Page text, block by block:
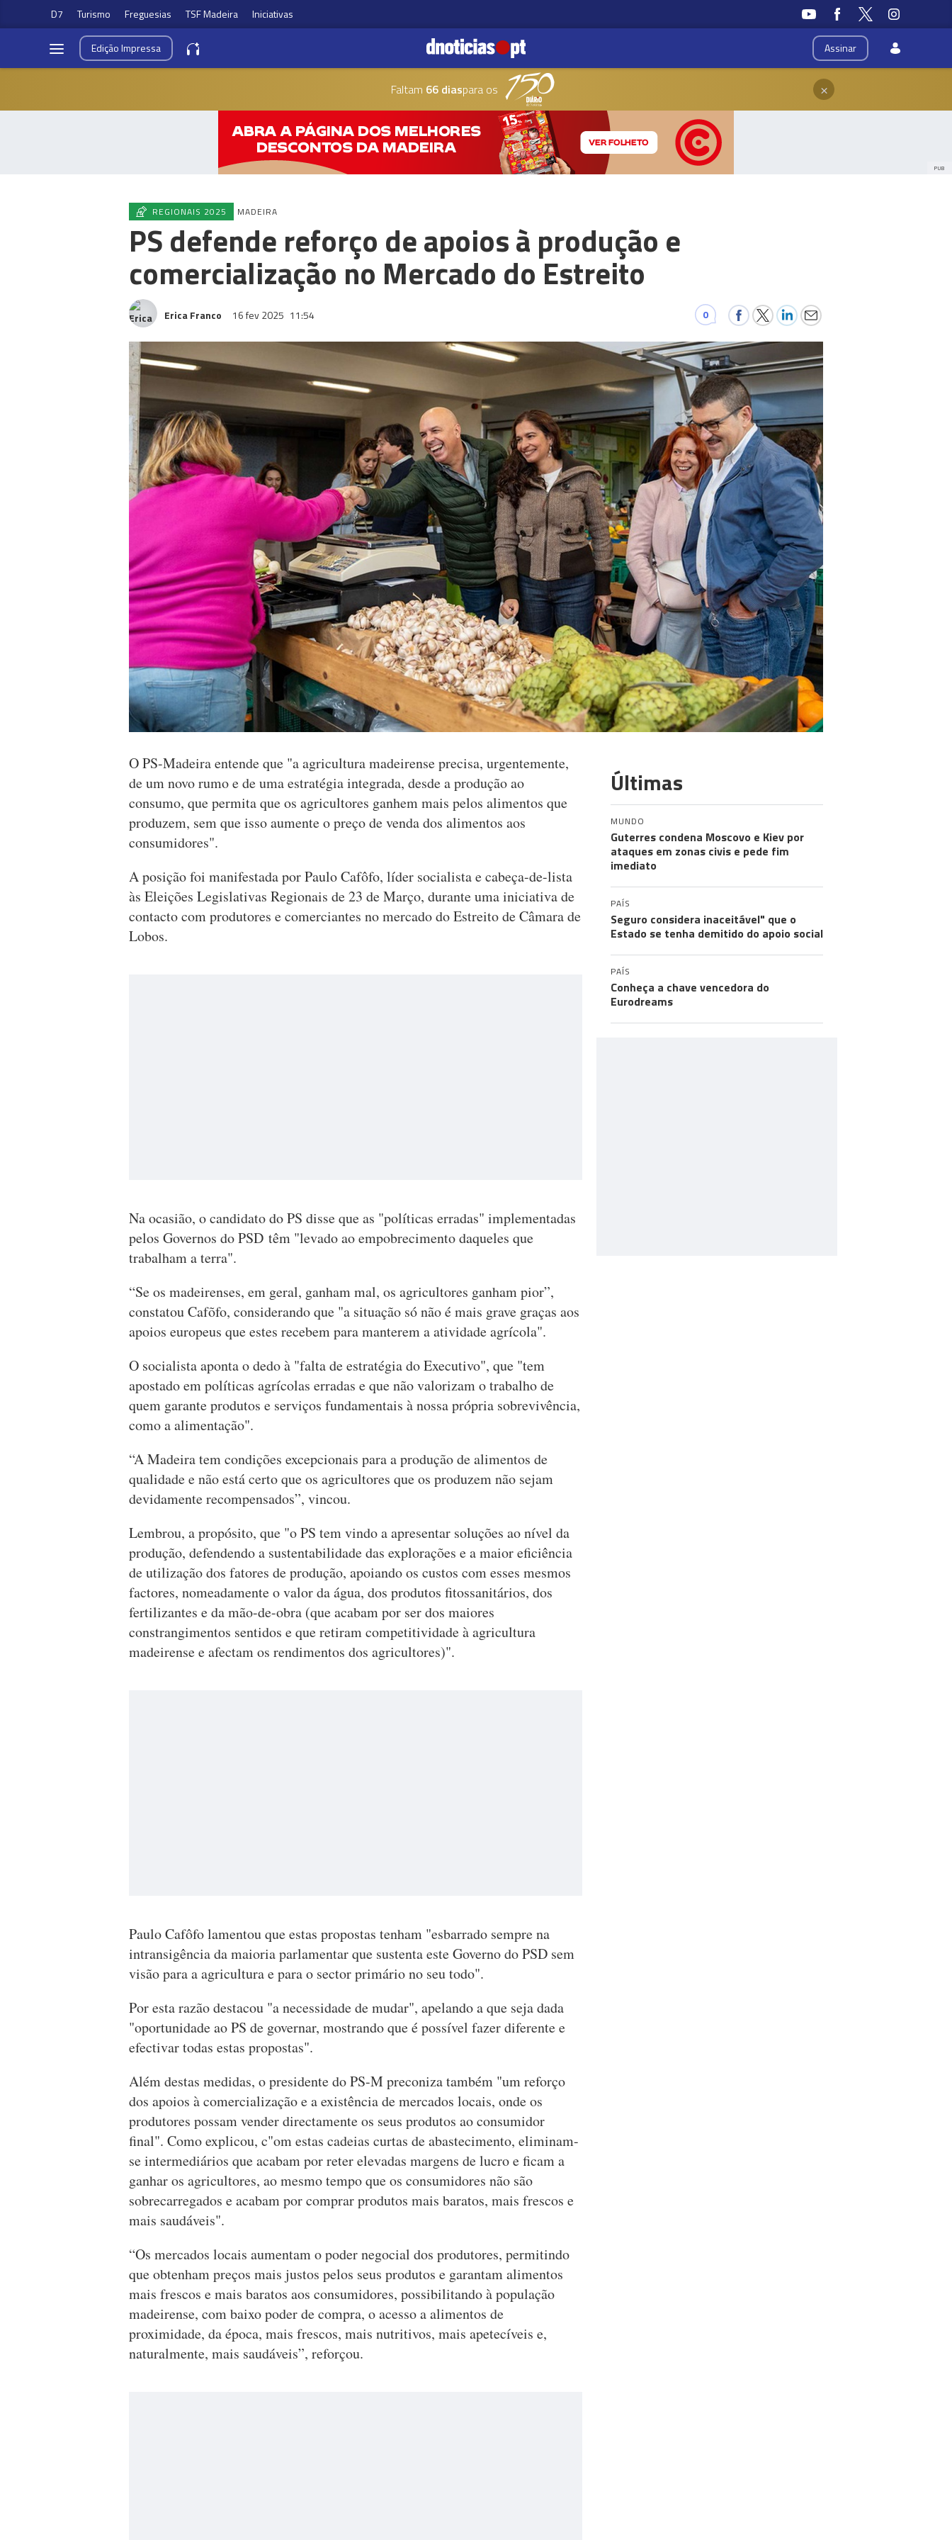
D7 Turismo Freguesias TSF Madeira Iniciativas
Assinar
EdiçãoImpressa
Faltam 66 diaspara os ×
PUB
REGIONAIS 2025 MADEIRA
PS defende reforço de apoios à produção e
comercialização no Mercado do Estreito
Erica Franco 16 fev 2025 11:54 0
O PS-Madeira entende que "a agricultura madeirense precisa, urgentemente,
de um novo rumo e de uma estratégia integrada, desde a produção ao
consumo, que permita que os agricultores ganhem mais pelos alimentos que
produzem, sem que isso aumente o preço de venda dos alimentos aos
consumidores".
A posição foi manifestada por Paulo Cafôfo, líder socialista e cabeça-de-lista
às Eleições Legislativas Regionais de 23 de Março, durante uma iniciativa de
contacto com produtores e comerciantes no mercado do Estreito de Câmara de
Lobos.
Na ocasião, o candidato do PS disse que as "políticas erradas" implementadas
pelos Governos do PSD têm "levado ao empobrecimento daqueles que
trabalham a terra".
“Se os madeirenses, em geral, ganham mal, os agricultores ganham pior”,
constatou Cafõfo, considerando que "a situação só não é mais grave graças aos
apoios europeus que estes recebem para manterem a atividade agrícola".
O socialista aponta o dedo à "falta de estratégia do Executivo", que "tem
apostado em políticas agrícolas erradas e que não valorizam o trabalho de
quem garante produtos e serviços fundamentais à nossa própria sobrevivência,
como a alimentação".
“A Madeira tem condições excepcionais para a produção de alimentos de
qualidade e não está certo que os agricultores que os produzem não sejam
devidamente recompensados”, vincou.
Lembrou, a propósito, que "o PS tem vindo a apresentar soluções ao nível da
produção, defendendo a sustentabilidade das explorações e a maior eficiência
de utilização dos fatores de produção, apoiando os custos com esses mesmos
factores, nomeadamente o valor da água, dos produtos fitossanitários, dos
fertilizantes e da mão-de-obra (que acabam por ser dos maiores
constrangimentos sentidos e que retiram competitividade à agricultura
madeirense e afectam os rendimentos dos agricultores)".
Paulo Cafôfo lamentou que estas propostas tenham "esbarrado sempre na
intransigência da maioria parlamentar que sustenta este Governo do PSD sem
visão para a agricultura e para o sector primário no seu todo".
Por esta razão destacou "a necessidade de mudar", apelando a que seja dada
"oportunidade ao PS de governar, mostrando que é possível fazer diferente e
efectivar todas estas propostas".
Além destas medidas, o presidente do PS-M preconiza também "um reforço
dos apoios à comercialização e a existência de mercados locais, onde os
produtores possam vender directamente os seus produtos ao consumidor
final". Como explicou, c"om estas cadeias curtas de abastecimento, eliminam-
se intermediários que acabam por reter elevadas margens de lucro e ficam a
ganhar os agricultores, ao mesmo tempo que os consumidores não são
sobrecarregados e acabam por comprar produtos mais baratos, mais frescos e
mais saudáveis".
“Os mercados locais aumentam o poder negocial dos produtores, permitindo
que obtenham preços mais justos pelos seus produtos e garantam alimentos
mais frescos e mais baratos aos consumidores, possibilitando à população
madeirense, com baixo poder de compra, o acesso a alimentos de
proximidade, da época, mais frescos, mais nutritivos, mais apetecíveis e,
naturalmente, mais saudáveis”, reforçou.
Últimas
MUNDO
Guterres condena Moscovo e Kiev por
ataques em zonas civis e pede fim
imediato
PAÍS
Seguro considera inaceitável" que o
Estado se tenha demitido do apoio social
PAÍS
Conheça a chave vencedora do
Eurodreams